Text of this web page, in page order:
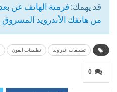
قد يهمك: فرمتة الهاتف عن بعد
من هاتفك الأندرويد المسروق
تطبيقات اندرويد تطبيقات ايفون
0